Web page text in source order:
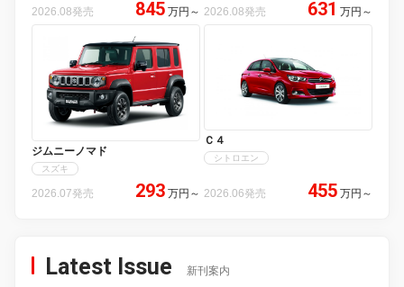
2026.08発売 845 万円 ～ 2026.08発売 631 万円 ～
ジムニーノマド
スズキ
2026.07発売 293 万円 ～
Ｃ４
シトロエン
2026.06発売 455 万円 ～
Latest Issue 新刊案内